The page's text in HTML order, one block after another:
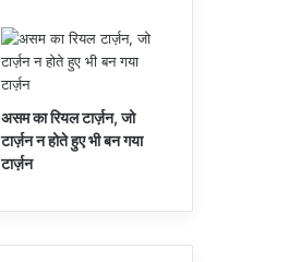
असम का रियल टार्ज़न, जो
टार्ज़न न होते हुए भी बन गया
टार्ज़न